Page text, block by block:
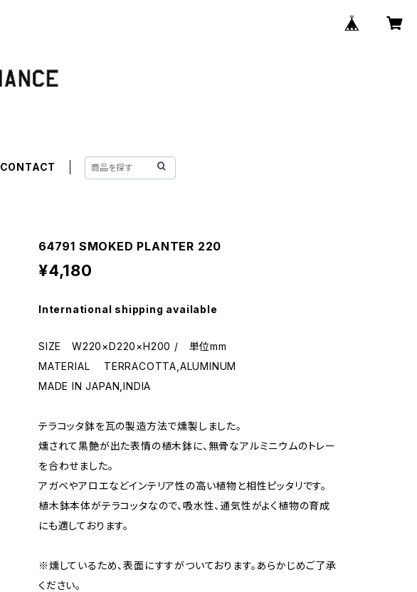
CONTACT
64791 SMOKED PLANTER 220
¥4,180
International shipping available
SIZE W220×D220×H200 / 単位mm
MATERIAL TERRACOTTA,ALUMINUM
MADE IN JAPAN,INDIA
テラコッタ鉢を瓦の製造方法で燻製しました。
燻されて黒艶が出た表情の植木鉢に、無骨なアルミニウムのトレー
を合わせました。
アガベやアロエなどインテリア性の高い植物と相性ピッタリです。
植木鉢本体がテラコッタなので、吸水性、通気性がよく植物の育成
にも適しております。
※燻しているため、表面にすすがついております。あらかじめご了承
ください。